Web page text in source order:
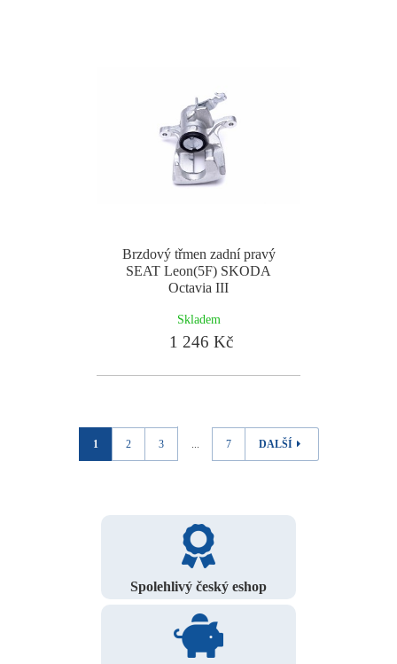
Brzdový třmen zadní pravý
SEAT Leon(5F) SKODA
Octavia III
Skladem
1 246 Kč
1 2 3 ... 7 DALŠÍ
Spolehlivý český eshop